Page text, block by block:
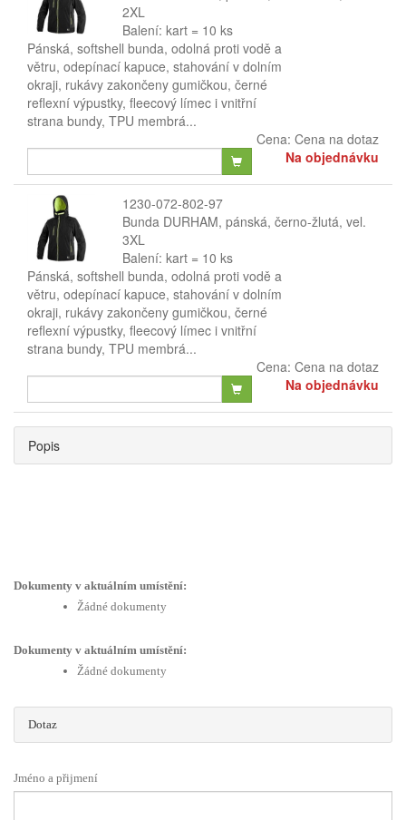
2XL
Balení: kart = 10 ks
Pánská, softshell bunda, odolná proti vodě a
větru, odepínací kapuce, stahování v dolním
okraji, rukávy zakončeny gumičkou, černé
reflexní výpustky, fleecový límec i vnitřní
strana bundy, TPU membrá...
Cena: Cena na dotaz
Na objednávku
1230-072-802-97
Bunda DURHAM, pánská, černo-žlutá, vel.
3XL
Balení: kart = 10 ks
Pánská, softshell bunda, odolná proti vodě a
větru, odepínací kapuce, stahování v dolním
okraji, rukávy zakončeny gumičkou, černé
reflexní výpustky, fleecový límec i vnitřní
strana bundy, TPU membrá...
Cena: Cena na dotaz
Na objednávku
Popis
Dokumenty v aktuálním umístění:
Žádné dokumenty
Dokumenty v aktuálním umístění:
Žádné dokumenty
Dotaz
Jméno a přijmení